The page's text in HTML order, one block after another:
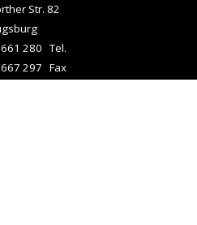
Str. 82
280 Tel.
297 Fax